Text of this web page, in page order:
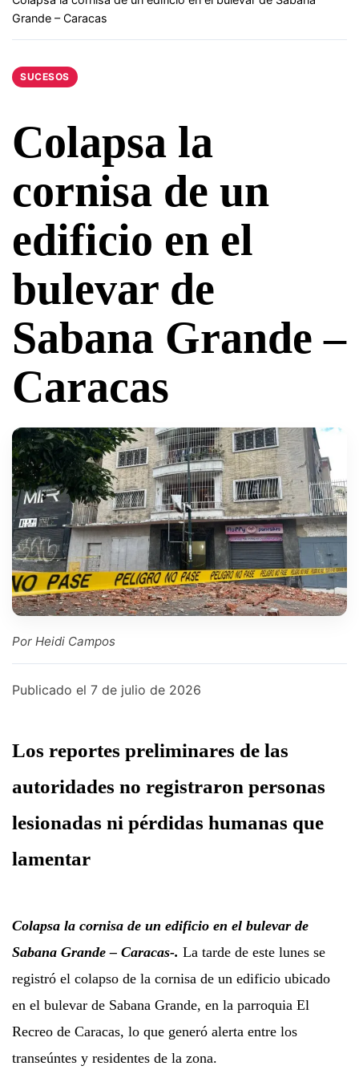
Grande – Caracas
SUCESOS
Colapsa la
cornisa de un
edificio en el
bulevar de
Sabana Grande –
Caracas
Por Heidi Campos
Publicado el 7 de julio de 2026
Los reportes preliminares de las
autoridades no registraron personas
lesionadas ni pérdidas humanas que
lamentar
Colapsa la cornisa de un edificio en el bulevar de
Sabana Grande – Caracas-. La tarde de este lunes se
registró el colapso de la cornisa de un edificio ubicado
en el bulevar de Sabana Grande, en la parroquia El
Recreo de Caracas, lo que generó alerta entre los
transeúntes y residentes de la zona.